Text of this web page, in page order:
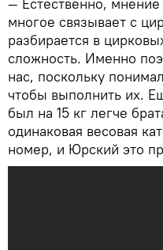
многое связывает с
разбирается в
сложность. Именно
нас, поскольку
чтобы выполнить их.
был на 15 кг легче
одинаковая весовая
номер, и Юрский это